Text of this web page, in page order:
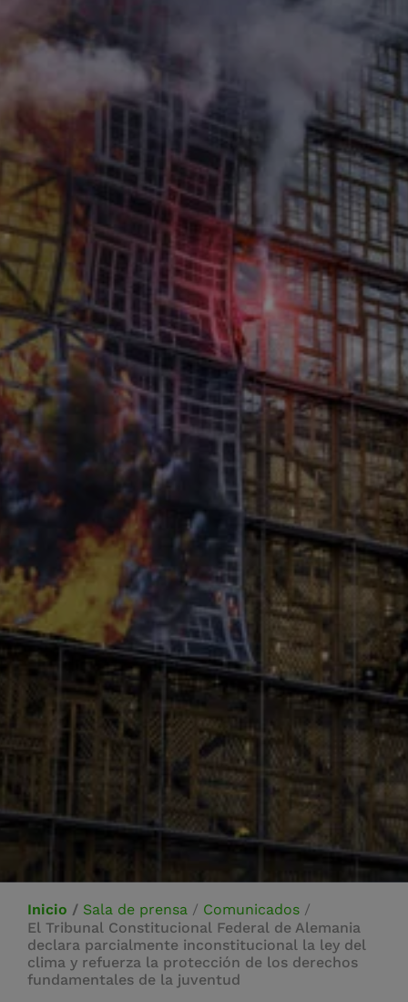
Inicio / Sala de prensa / Comunicados /
El Tribunal Constitucional Federal de Alemania
declara parcialmente inconstitucional la ley del
clima y refuerza la protección de los derechos
fundamentales de la juventud